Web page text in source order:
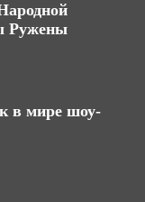
Ружены
в мире шоу-